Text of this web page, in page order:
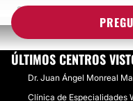
SE PUEDE CORREGIR LA
ÚLTIMOS CENTROS
Dr. Juan Ángel Monreal
Clínica de Especialidades